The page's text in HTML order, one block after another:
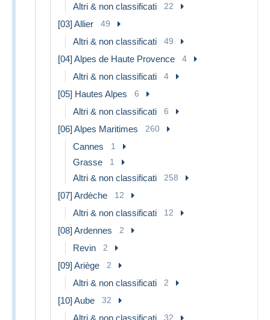
Altri & non classificati 22
[03] Allier 49
Altri & non classificati 49
[04] Alpes de Haute Provence 4
Altri & non classificati 4
[05] Hautes Alpes 6
Altri & non classificati 6
[06] Alpes Maritimes 260
Cannes 1
Grasse 1
Altri & non classificati 258
[07] Ardèche 12
Altri & non classificati 12
[08] Ardennes 2
Revin 2
[09] Ariège 2
Altri & non classificati 2
[10] Aube 32
Altri & non classificati 32